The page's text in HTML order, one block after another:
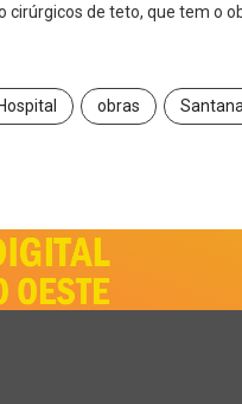
cirúrgicos de teto, que tem o
Hospital obras